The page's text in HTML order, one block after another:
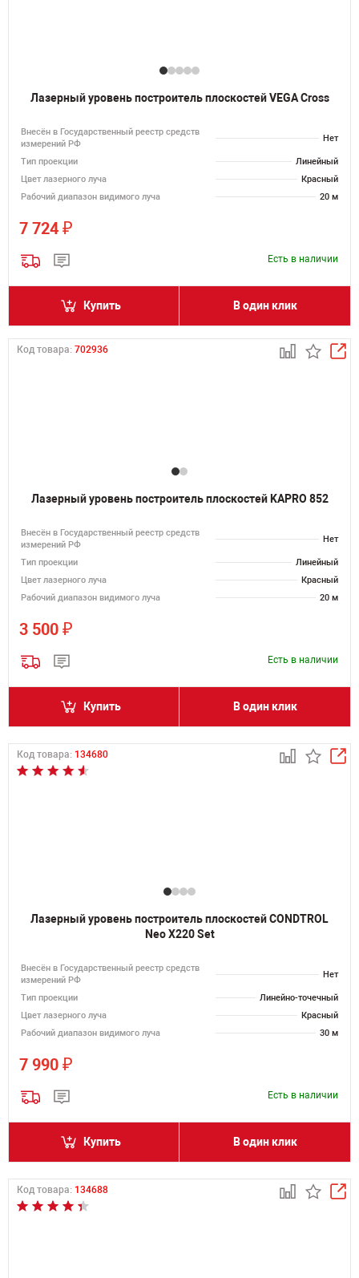
Лазерный уровень построитель плоскостей VEGA Cross
Внесён в Государственный реестр средств
измерений РФ
Нет
Тип проекции
Линейный
Цвет лазерного луча
Красный
Рабочий диапазон видимого луча
20 м
7 724 ₽
Есть в наличии
Купить В один клик
Код товара: 702936
Лазерный уровень построитель плоскостей KAPRO 852
Внесён в Государственный реестр средств
измерений РФ
Нет
Тип проекции
Линейный
Цвет лазерного луча
Красный
Рабочий диапазон видимого луча
20 м
3 500 ₽
Есть в наличии
Купить В один клик
Код товара: 134680
Лазерный уровень построитель плоскостей CONDTROL
Neo X220 Set
Внесён в Государственный реестр средств
измерений РФ
Нет
Тип проекции
Линейно-точечный
Цвет лазерного луча
Красный
Рабочий диапазон видимого луча
30 м
7 990 ₽
Есть в наличии
Купить В один клик
Код товара: 134688